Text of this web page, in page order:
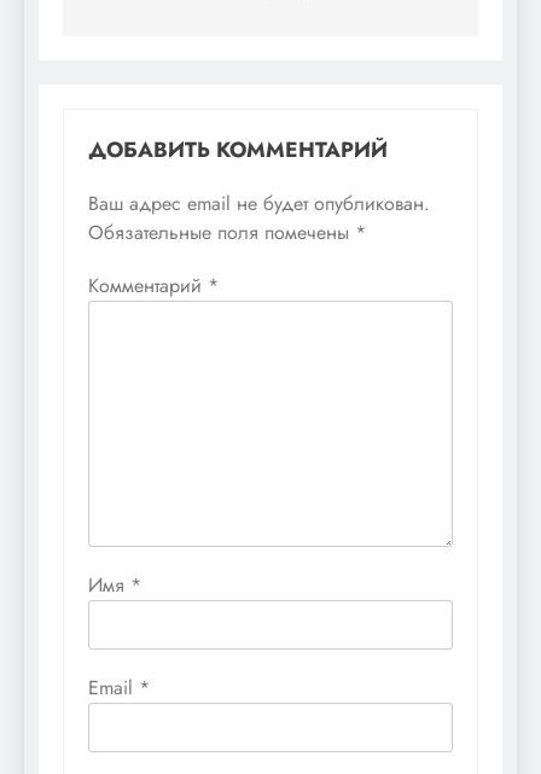
ДОБАВИТЬ КОММЕНТАРИЙ
Ваш адрес email не будет опубликован.
Обязательные поля помечены *
Комментарий *
Имя *
Email *